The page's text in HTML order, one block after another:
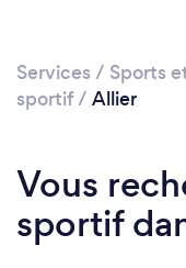
Services / Sports
sportif/ Allier
Vous
sportif